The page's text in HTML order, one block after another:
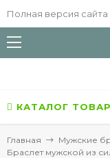
Полная версия сайта
КАТАЛОГ
Главная
Мужские
Браслет мужской из